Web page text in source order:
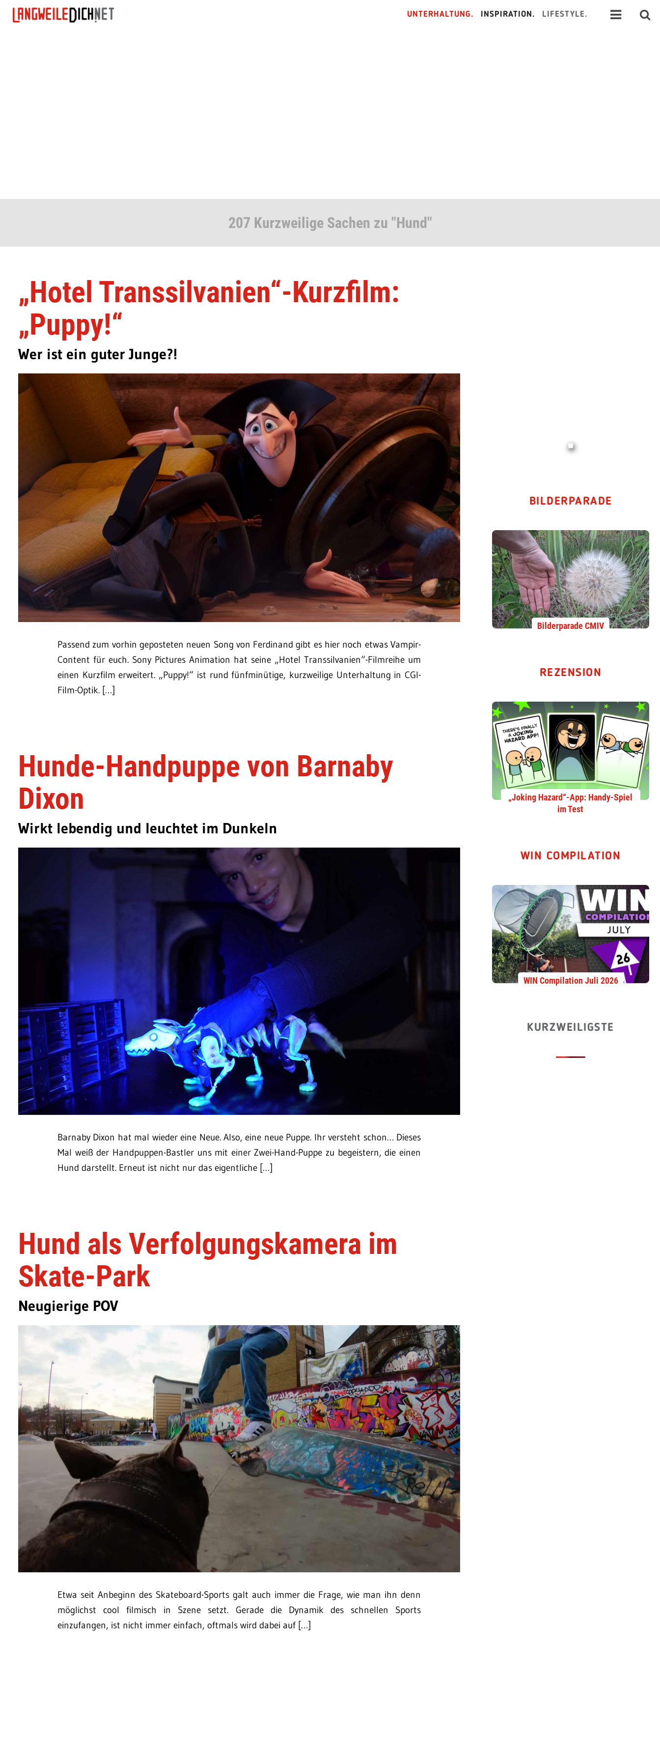
UNTERHALTUNG. INSPIRATION. LIFESTYLE.
207 Kurzweilige Sachen zu "Hund"
„Hotel Transsilvanien“-Kurzfilm:
„Puppy!“
Wer ist ein guter Junge?!
Passend zum vorhin geposteten neuen Song von Ferdinand gibt es hier noch etwas Vampir-
Content für euch. Sony Pictures Animation hat seine „Hotel Transsilvanien“-Filmreihe um
einen Kurzfilm erweitert. „Puppy!“ ist rund fünfminütige, kurzweilige Unterhaltung in CGI-
Film-Optik. […]
Hunde-Handpuppe von Barnaby
Dixon
Wirkt lebendig und leuchtet im Dunkeln
Barnaby Dixon hat mal wieder eine Neue. Also, eine neue Puppe. Ihr versteht schon… Dieses
Mal weiß der Handpuppen-Bastler uns mit einer Zwei-Hand-Puppe zu begeistern, die einen
Hund darstellt. Erneut ist nicht nur das eigentliche […]
Hund als Verfolgungskamera im
Skate-Park
Neugierige POV
Etwa seit Anbeginn des Skateboard-Sports galt auch immer die Frage, wie man ihn denn
möglichst cool filmisch in Szene setzt. Gerade die Dynamik des schnellen Sports
einzufangen, ist nicht immer einfach, oftmals wird dabei auf […]
BILDERPARADE
Bilderparade CMIV
REZENSION
„Joking Hazard“-App: Handy-Spiel
im Test
WIN COMPILATION
WIN Compilation Juli 2026
KURZWEILIGSTE